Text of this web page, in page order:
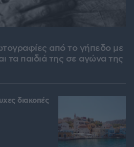
από το γήπεδο με
τα παιδιά της σε αγώνα της
διακοπές